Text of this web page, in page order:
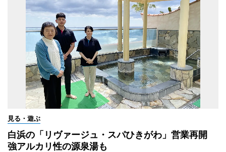
見る・遊ぶ
白浜の「リヴァージュ・スパひきがわ」営業再開
強アルカリ性の源泉湯も